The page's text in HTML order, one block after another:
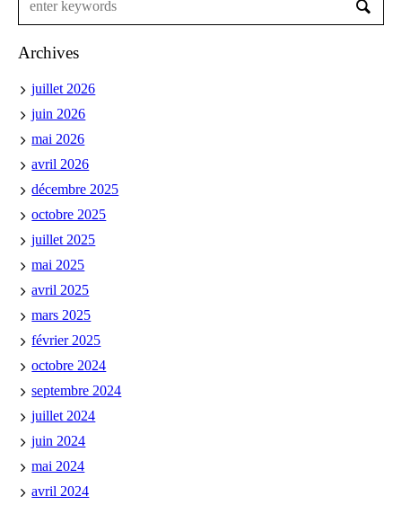
Archives
juillet 2026
juin 2026
mai 2026
avril 2026
décembre 2025
octobre 2025
juillet 2025
mai 2025
avril 2025
mars 2025
février 2025
octobre 2024
septembre 2024
juillet 2024
juin 2024
mai 2024
avril 2024